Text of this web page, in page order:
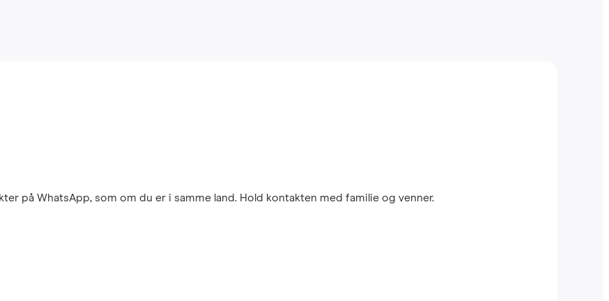
på WhatsApp, som om du er i samme land. Hold kontakten med familie og venner.